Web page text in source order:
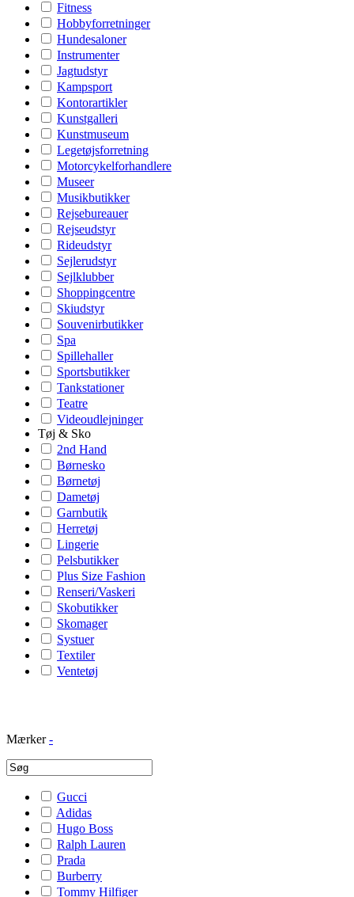
Fitness
Hobbyforretninger
Hundesaloner
Instrumenter
Jagtudstyr
Kampsport
Kontorartikler
Kunstgalleri
Kunstmuseum
Legetøjsforretning
Motorcykelforhandlere
Museer
Musikbutikker
Rejsebureauer
Rejseudstyr
Rideudstyr
Sejlerudstyr
Sejlklubber
Shoppingcentre
Skiudstyr
Souvenirbutikker
Spa
Spillehaller
Sportsbutikker
Tankstationer
Teatre
Videoudlejninger
Tøj & Sko
2nd Hand
Børnesko
Børnetøj
Dametøj
Garnbutik
Herretøj
Lingerie
Pelsbutikker
Plus Size Fashion
Renseri/Vaskeri
Skobutikker
Skomager
Systuer
Textiler
Ventetøj
Mærker -
Gucci
Adidas
Hugo Boss
Ralph Lauren
Prada
Burberry
Tommy Hilfiger